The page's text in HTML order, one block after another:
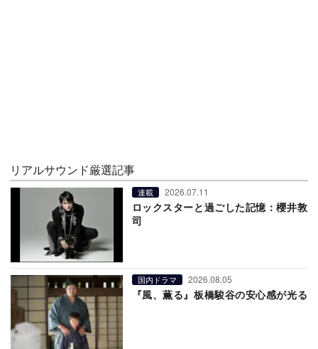
リアルサウンド厳選記事
連載 2026.07.11
ロックスターと過ごした記憶：櫻井敦
司
国内ドラマ 2026.08.05
『風、薫る』板橋駿谷の安心感が光る